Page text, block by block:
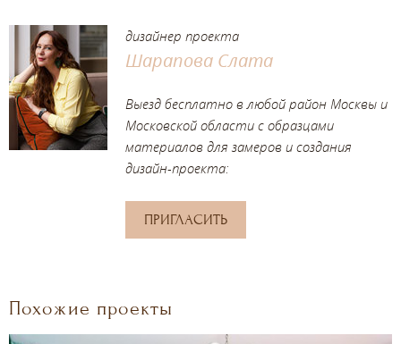
дизайнер проекта
Шарапова Слата
Выезд бесплатно в любой район Москвы и
Московской области с образцами
материалов для замеров и создания
дизайн-проекта:
ПРИГЛАСИТЬ
Похожие проекты